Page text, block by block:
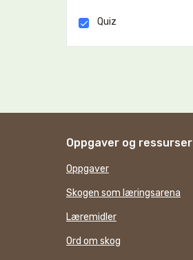
Quiz
Oppgaver og ressurser
Oppgaver
Skogen som læringsarena
Læremidler
Ord om skog